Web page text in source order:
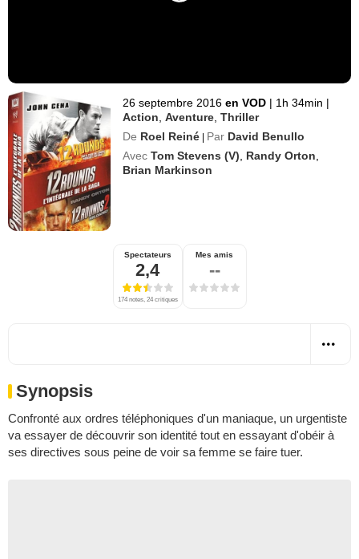
26 septembre 2016 en VOD | 1h 34min |
Action ,Aventure ,Thriller
De Roel Reiné | Par David Benullo
Avec Tom Stevens (V) Randy Orton
Brian Markinson
Spectateurs
2,4
174 notes, 24 critiques
Mes amis
--
Synopsis
Confronté aux ordres téléphoniques d'un maniaque, un urgentiste
va essayer de découvrir son identité tout en essayant d'obéir à
ses directives sous peine de voir sa femme se faire tuer.